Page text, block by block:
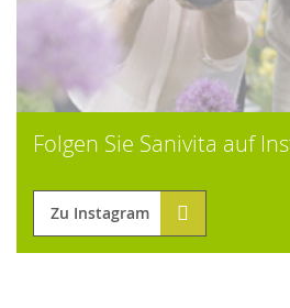
Folgen Sie Sanivita auf
Zu Instagram